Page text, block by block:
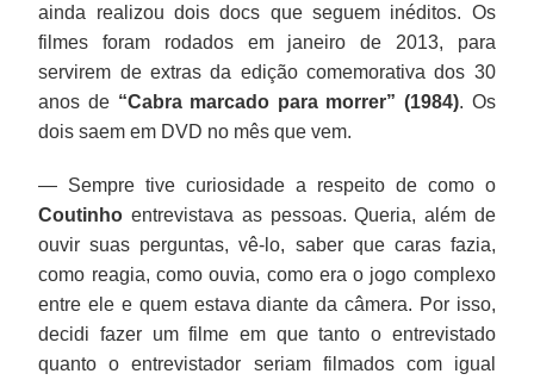
ainda realizou dois docs que seguem inéditos. Os
filmes foram rodados em janeiro de 2013, para
servirem de extras da edição comemorativa dos 30
anos de “Cabra marcado para morrer” (1984). Os
dois saem em DVD no mês que vem.
— Sempre tive curiosidade a respeito de como o
Coutinho entrevistava as pessoas. Queria, além de
ouvir suas perguntas, vê-lo, saber que caras fazia,
como reagia, como ouvia, como era o jogo complexo
entre ele e quem estava diante da câmera. Por isso,
decidi fazer um filme em que tanto o entrevistado
quanto o entrevistador seriam filmados com igual